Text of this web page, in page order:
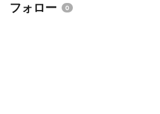
フォロー 0